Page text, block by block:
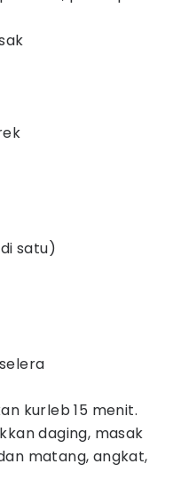
satu)
kurleb 15 menit.
daging, masak
matang, angkat,